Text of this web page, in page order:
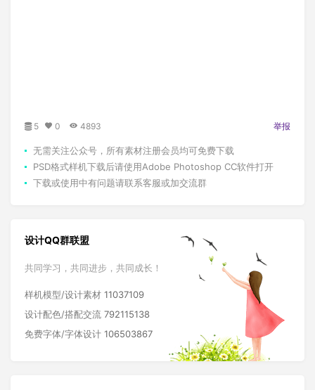
5 0 4893 举报
无需关注公众号，所有素材注册会员均可免费下载
PSD格式样机下载后请使用Adobe Photoshop CC软件打开
下载或使用中有问题请联系客服或加交流群
设计QQ群联盟
共同学习，共同进步，共同成长！
样机模型/设计素材 11037109
设计配色/搭配交流 792115138
免费字体/字体设计 106503867